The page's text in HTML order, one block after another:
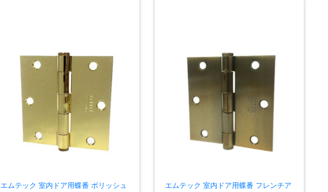
エムテック 室内ドア用蝶番 ポリッシュ
エムテック 室内ドア用蝶番 フレンチア